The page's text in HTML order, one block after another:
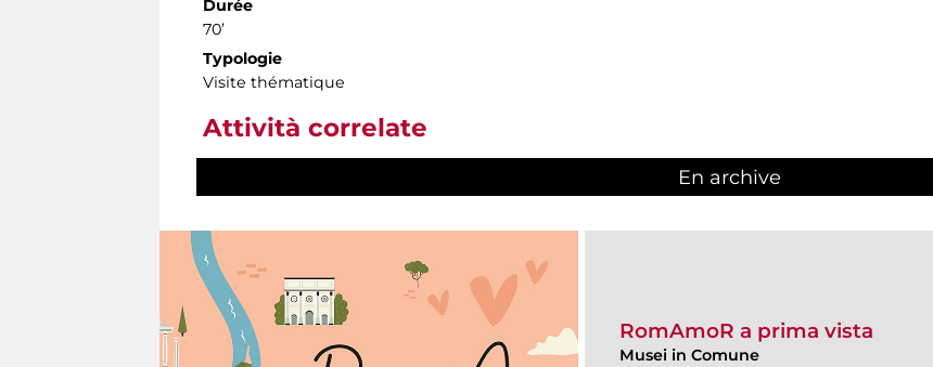
Durée
70’
Typologie
Visite thématique
Attività correlate
En archive
RomAmoR a prima vista
Musei in Comune